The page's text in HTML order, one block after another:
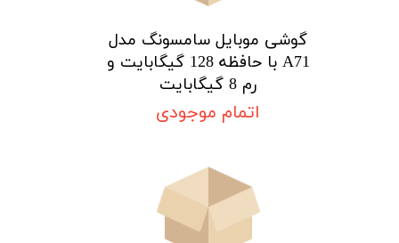
گوشی موبایل سامسونگ مدل
A71 با حافظه 128 گیگابایت و
رم 8 گیگابایت
اتمام موجودی